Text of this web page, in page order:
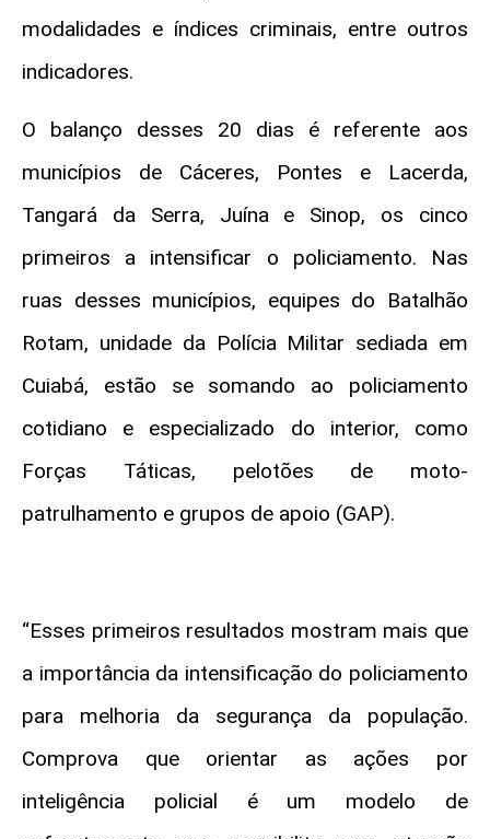
modalidades e índices criminais, entre outros
indicadores.
O balanço desses 20 dias é referente aos
municípios de Cáceres, Pontes e Lacerda,
Tangará da Serra, Juína e Sinop, os cinco
primeiros a intensificar o policiamento. Nas
ruas desses municípios, equipes do Batalhão
Rotam, unidade da Polícia Militar sediada em
Cuiabá, estão se somando ao policiamento
cotidiano e especializado do interior, como
Forças Táticas, pelotões de moto-
patrulhamento e grupos de apoio (GAP).
“Esses primeiros resultados mostram mais que
a importância da intensificação do policiamento
para melhoria da segurança da população.
Comprova que orientar as ações por
inteligência policial é um modelo de